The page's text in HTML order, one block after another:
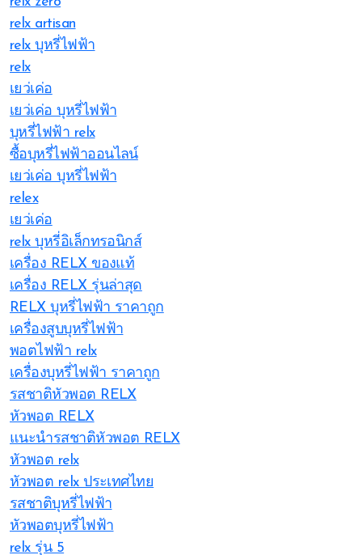
relx artisan
relx บุหรี่ไฟฟ้า
relx
เยว่เค่อ
เยว่เค่อ บุหรี่ไฟฟ้า
บุหรี่ไฟฟ้า relx
ซื้อบุหรี่ไฟฟ้าออนไลน์
เยว่เค่อ บุหรี่ไฟฟ้า
relex
เยว่เค่อ
relx บุหรี่อิเล็กทรอนิกส์
เครื่อง RELX ของแท้
เครื่อง RELX รุ่นล่าสุด
RELX บุหรี่ไฟฟ้า ราคาถูก
เครื่องสูบบุหรี่ไฟฟ้า
พอตไฟฟ้า relx
เครื่องบุหรี่ไฟฟ้า ราคาถูก
รสชาติหัวพอต RELX
หัวพอต RELX
แนะนำรสชาติหัวพอต RELX
หัวพอต relx
หัวพอต relx ประเทศไทย
รสชาติบุหรี่ไฟฟ้า
หัวพอตบุหรี่ไฟฟ้า
relx รุ่น 5